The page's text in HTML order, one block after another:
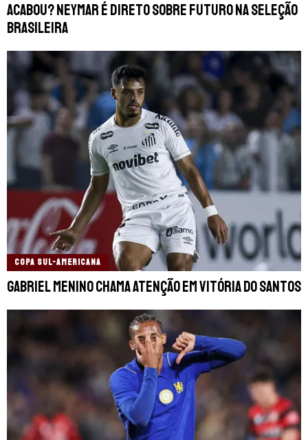
Acabou? Neymar é direto sobre futuro na Seleção
Brasileira
COPA SUL-AMERICANA
Gabriel Menino chama atenção em vitória do Santos